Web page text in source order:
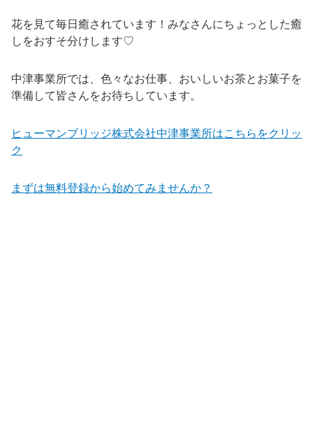
花を見て毎日癒されています！みなさんにちょっとした癒
しをおすそ分けします♡
中津事業所では、色々なお仕事、おいしいお茶とお菓子を
準備して皆さんをお待ちしています。
ヒューマンブリッジ株式会社中津事業所はこちらをクリッ
ク
まずは無料登録から始めてみませんか？